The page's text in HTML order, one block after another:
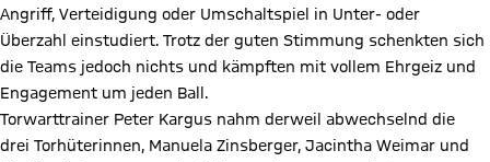
Angriff, Verteidigung oder Umschaltspiel in Unter- oder
Überzahl einstudiert. Trotz der guten Stimmung schenkten sich
die Teams jedoch nichts und kämpften mit vollem Ehrgeiz und
Engagement um jeden Ball.
Torwarttrainer Peter Kargus nahm derweil abwechselnd die
drei Torhüterinnen, Manuela Zinsberger, Jacintha Weimar und